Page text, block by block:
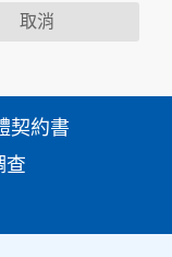
務時，我們將視
並在該特定目的
性功能時，會保留
使用時間等。
包括您使用連線
覽及點選資料記
取消
契約書
查